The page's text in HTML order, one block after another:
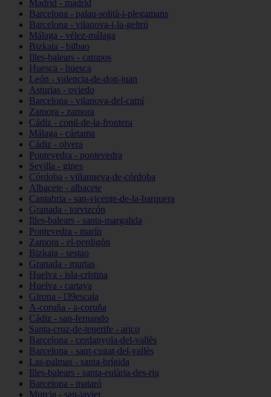
Madrid - madrid
Barcelona - palau-solità-i-plegamans
Barcelona - vilanova-i-la-geltrú
Málaga - vélez-málaga
Bizkaia - bilbao
Illes-balears - campos
Huesca - huesca
León - valencia-de-don-juan
Asturias - oviedo
Barcelona - vilanova-del-camí
Zamora - zamora
Cádiz - conil-de-la-frontera
Málaga - cártama
Cádiz - olvera
Pontevedra - pontevedra
Sevilla - gines
Córdoba - villanueva-de-córdoba
Albacete - albacete
Cantabria - san-vicente-de-la-barquera
Granada - torvizcón
Illes-balears - santa-margalida
Pontevedra - marín
Zamora - el-perdigón
Bizkaia - sestao
Granada - murtas
Huelva - isla-cristina
Huelva - cartaya
Girona - l39escala
A-coruña - a-coruña
Cádiz - san-fernando
Santa-cruz-de-tenerife - arico
Barcelona - cerdanyola-del-vallès
Barcelona - sant-cugat-del-vallès
Las-palmas - santa-brígida
Illes-balears - santa-eulària-des-riu
Barcelona - mataró
Murcia - san-javier